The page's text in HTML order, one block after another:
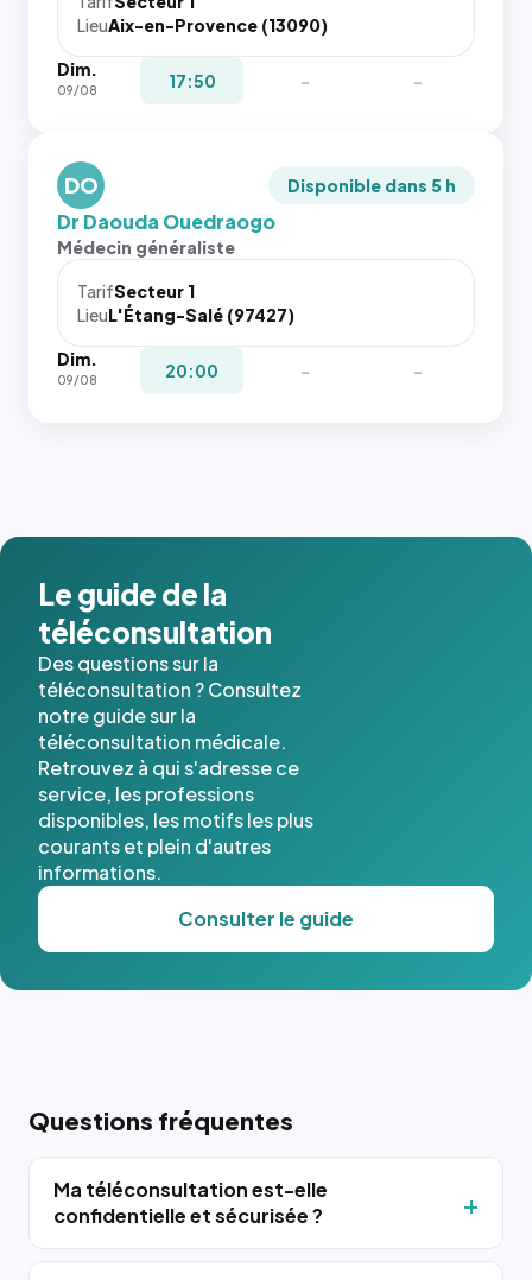
navigateur
pas la
place, et
les trois
dernières
images de
l'annuaire
dans ce
cas. #}
LieuAix-en-Provence (13090)
Dim.
09/08 17:50 - -
DO Disponible dans 5 h
Dr Daouda Ouedraogo
Médecin généraliste
TarifSecteur 1
LieuL'Étang-Salé (97427)
Dim.
09/08 20:00 - -
Le guide de la
téléconsultation
Des questions sur la
téléconsultation ? Consultez
notre guide sur la
téléconsultation médicale.
Retrouvez à qui s'adresse ce
service, les professions
disponibles, les motifs les plus
courants et plein d'autres
informations.
Consulter le guide
Questions fréquentes
Ma téléconsultation est-elle
confidentielle et sécurisée ?